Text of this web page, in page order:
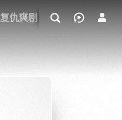
复仇爽剧 玄幻武侠 奇幻